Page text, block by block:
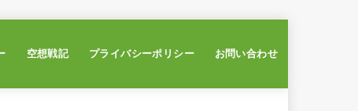
空想戦記 プライバシーポリシー お問い合わせ